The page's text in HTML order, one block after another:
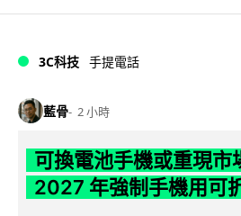
3C科技 手提電話
藍骨 2 小時
可換電池手機或重現
2027 年強制手機用可